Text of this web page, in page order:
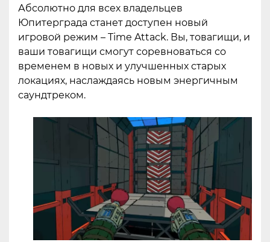
Абсолютно для всех владельцев
Юпитерграда станет доступен новый
игровой режим – Time Attack. Вы, товагищи, и
ваши товагищи смогут соревноваться со
временем в новых и улучшенных старых
локациях, наслаждаясь новым энергичным
саундтреком.